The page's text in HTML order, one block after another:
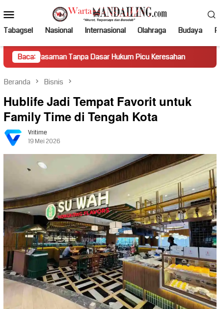
ke
kontenMobile
Tabagsel Nasional Internasional Olahraga Budaya
Baca:Tanpa Dasar Hukum Picu Keresahan Truk Miring
Beranda Bisnis
Hublife Jadi Tempat Favorit untuk
Family Time di Tengah Kota
Vritime
19 Mei 2026